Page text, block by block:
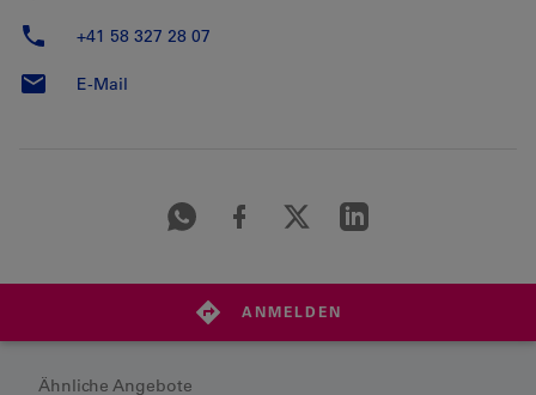
+41 58 327 28 07
E-Mail
ANMELDEN
Ähnliche Angebote